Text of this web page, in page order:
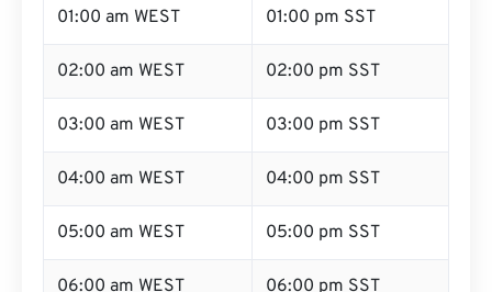
01:00 am WEST 01:00 pm SST
02:00 am WEST 02:00 pm SST
03:00 am WEST 03:00 pm SST
04:00 am WEST 04:00 pm SST
05:00 am WEST 05:00 pm SST
06:00 am WEST 06:00 pm SST